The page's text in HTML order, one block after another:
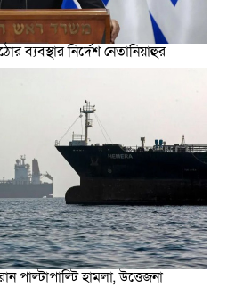
ব্যবস্থার নির্দেশ নেতানিয়াহুর
পাল্টাপাল্টি হামলা, উত্তেজনা